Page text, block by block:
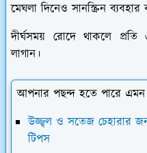
​মেঘলা দিনেও সানস্ক্রিন
​দীর্ঘসময় রোদে থাকলে প্রতি
লাগান।
আপনার পছন্দ হতে পারে
উজ্জ্বল ও সতেজ চেহারার
টিপস